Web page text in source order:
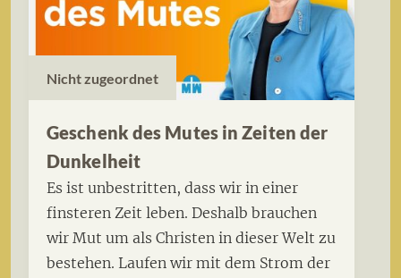
Nicht zugeordnet
Geschenk des Mutes in Zeiten der
Dunkelheit
Es ist unbestritten, dass wir in einer
finsteren Zeit leben. Deshalb brauchen
wir Mut um als Christen in dieser Welt zu
bestehen. Laufen wir mit dem Strom der